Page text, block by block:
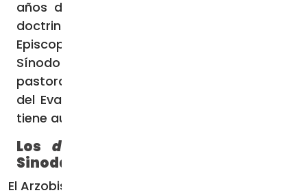
años de edad aseguró que “la autoridad
doctrinal reside en el Papa o en el
Episcopado mundial junto con el Papa. Un
Sínodo tiene solamente atribuciones
pastorales, debe ver por la mejor aplicación
del Evangelio a los fieles en la pastoral. No
tiene autoridad doctrinal”.
Los dubia
Sinodalidad
El Arzobispo mexicano